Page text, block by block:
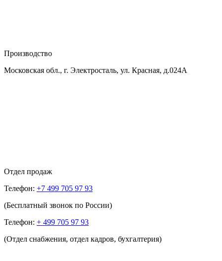
Производство
Московская обл., г. Электросталь, ул. Красная, д.024А
Отдел продаж
Телефон: +7 499 705 97 93
(Бесплатный звонок по России)
Телефон: + 499 705 97 93
(Отдел снабжения, отдел кадров, бухгалтерия)